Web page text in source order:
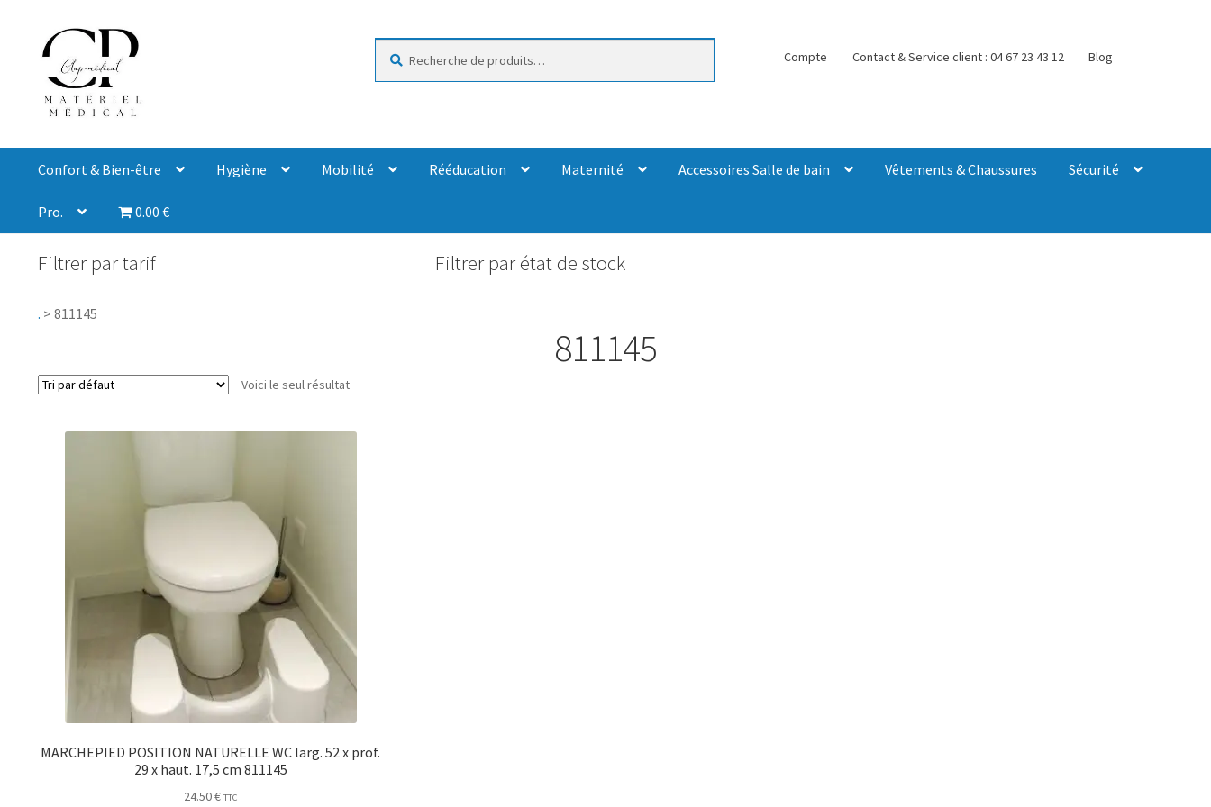
Compte Contact & Service client : 04 67 23 43 12 Blog
Confort & Bien-être Hygiène Mobilité Rééducation Maternité Accessoires Salle de bain Vêtements & Chaussures Sécurité
Pro. 0.00 €
Filtrer par tarif Filtrer par état de stock
. > 811145
811145
Voici le seul résultat
MARCHEPIED POSITION NATURELLE WC larg. 52 x prof.
29 x haut. 17,5 cm 811145
24.50€ TTC